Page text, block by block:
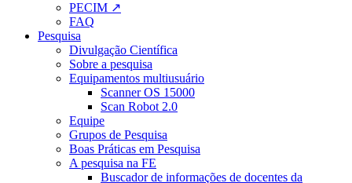
PECIM ↗
FAQ
Pesquisa
Divulgação Científica
Sobre a pesquisa
Equipamentos multiusuário
Scanner OS 15000
Scan Robot 2.0
Equipe
Grupos de Pesquisa
Boas Práticas em Pesquisa
A pesquisa na FE
Buscador de informações de docentes da